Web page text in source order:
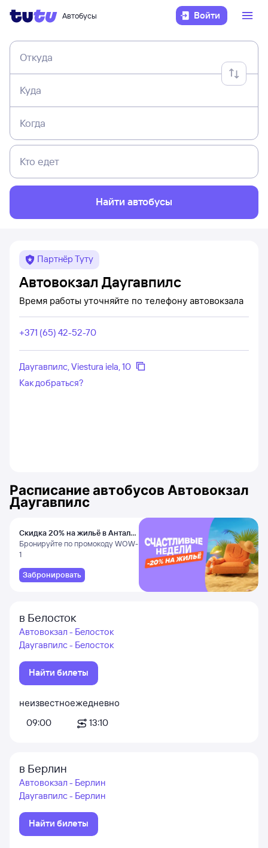
Автобусы Войти
Откуда
Куда
Когда
Кто едет
Найти автобусы
Партнёр Туту
Автовокзал Даугавпилс
Время работы уточняйте по телефону автовокзала
+371 (65) 42-52-70
Даугавпилс, Viestura iela, 10
Как добраться?
Расписание автобусов Автовокзал
Даугавпилс
Скидка 20% на жильё в Анталье
и Даламане
Бронируйте по промокоду WOW-
1
Забронировать
в Белосток
Автовокзал - Белосток
Даугавпилс - Белосток
Найти билеты
неизвестно
09:00
ежедневно
13:10
в Берлин
Автовокзал - Берлин
Даугавпилс - Берлин
Найти билеты